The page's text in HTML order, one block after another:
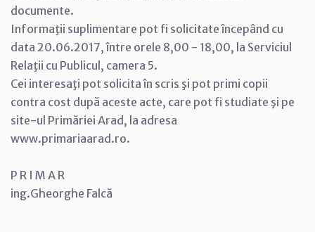
documente.
Informaţii suplimentare pot fi solicitate începând cu
data 20.06.2017, între orele 8,00 - 18,00, la Serviciul
Relaţii cu Publicul, camera 5.
Cei interesaţi pot solicita în scris şi pot primi copii
contra cost după aceste acte, care pot fi studiate şi pe
site-ul Primăriei Arad, la adresa
www.primariaarad.ro.
P R I M A R
ing.Gheorghe Falcă